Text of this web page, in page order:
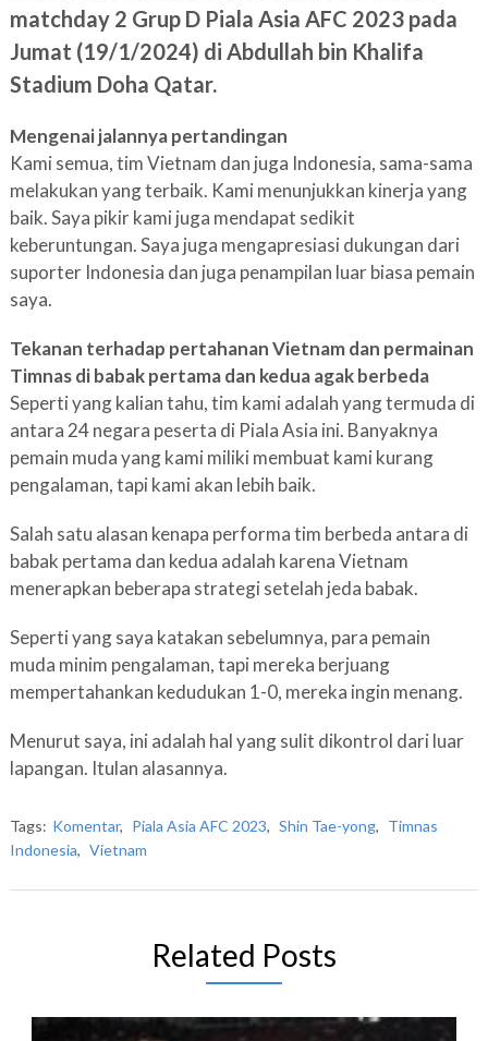
matchday 2 Grup D Piala Asia AFC 2023 pada
Jumat (19/1/2024) di Abdullah bin Khalifa
Stadium Doha Qatar.
Mengenai jalannya pertandingan
Kami semua, tim Vietnam dan juga Indonesia, sama-sama
melakukan yang terbaik. Kami menunjukkan kinerja yang
baik. Saya pikir kami juga mendapat sedikit
keberuntungan. Saya juga mengapresiasi dukungan dari
suporter Indonesia dan juga penampilan luar biasa pemain
saya.
Tekanan terhadap pertahanan Vietnam dan permainan
Timnas di babak pertama dan kedua agak berbeda
Seperti yang kalian tahu, tim kami adalah yang termuda di
antara 24 negara peserta di Piala Asia ini. Banyaknya
pemain muda yang kami miliki membuat kami kurang
pengalaman, tapi kami akan lebih baik.
Salah satu alasan kenapa performa tim berbeda antara di
babak pertama dan kedua adalah karena Vietnam
menerapkan beberapa strategi setelah jeda babak.
Seperti yang saya katakan sebelumnya, para pemain
muda minim pengalaman, tapi mereka berjuang
mempertahankan kedudukan 1-0, mereka ingin menang.
Menurut saya, ini adalah hal yang sulit dikontrol dari luar
lapangan. Itulan alasannya.
Tags: Komentar, Piala Asia AFC 2023, Shin Tae-yong, Timnas
Indonesia, Vietnam
Related Posts